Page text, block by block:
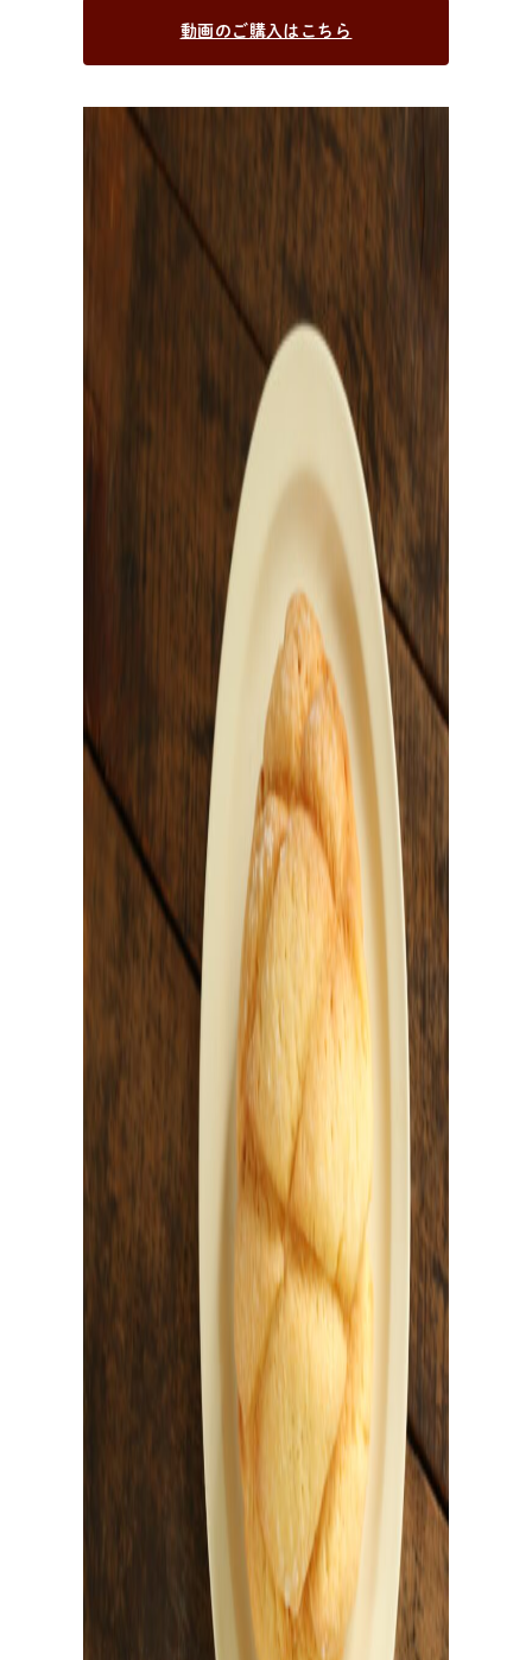
室
子供会や福祉施設・病院等様々な施設で開催可能！
の
物
パン作りアイテムを購入！
大好評！パンが簡単に美味しく焼ける「麻衣子のMy
粉」、その他オリジナル商品からパン作りに役立つおす
すめアイテムまで購入可能。過去のオンライン講座レシ
ピ動画のご購入もこちら。
企業・法人の皆様へ
動画のご購入はこちら